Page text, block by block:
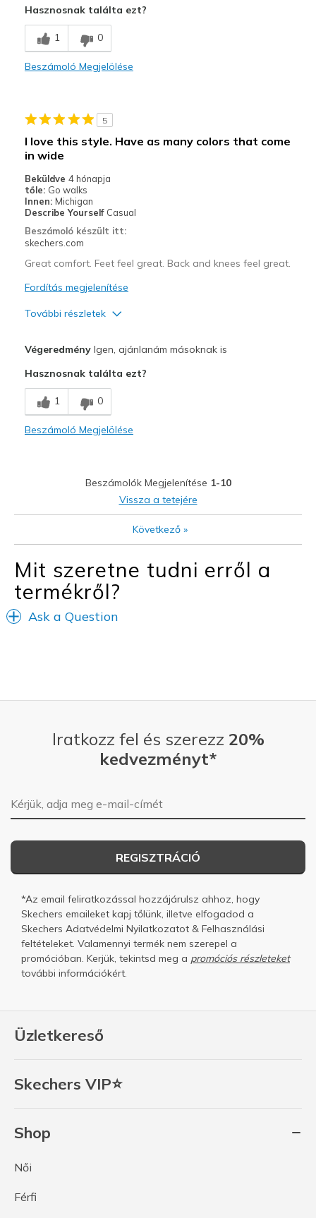
Tighter fit
Width
Sizing
Feels true to size
Hasznosnak találta ezt?
1 0
Beszámoló Megjelölése
5
I love this style. Have as many colors that come
in wide
Beküldve 4 hónapja
tőle: Go walks
Innen: Michigan
Describe Yourself Casual
Beszámoló készült itt:
skechers.com
Great comfort. Feet feel great. Back and knees feel great.
Fordítás megjelenítése
További részletek
Comfortable
Durable
Feels true to width
VégeredményIgen, ajánlanám másoknak is
Hasznosnak találta ezt?
1 0
Beszámoló Megjelölése
Beszámolók Megjelenítése 1-10
Vissza a tetejére
Következő»
Mit szeretne tudni erről a
termékről?
Ask a Question
Üzletkereső
Skechers VIP⭐
Shop
Női
Férfi
Iratkozz fel és szerezz 20%
kedvezményt*
E-mail-cím
REGISZTRÁCIÓ
*Az email feliratkozással hozzájárulsz ahhoz, hogy
Skechers emaileket kapj tőlünk, illetve elfogadod a
Skechers Adatvédelmi Nyilatkozatot & Felhasználási
feltételeket. Valamennyi termék nem szerepel a
promócióban. Kerjük, tekintsd meg a promóciós részleteket
további információkért.